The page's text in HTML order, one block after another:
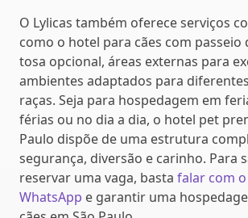
O Lylicas também oferece serviços
como o hotel para cães com passeio
tosa opcional, áreas externas para
ambientes adaptados para
raças. Seja para hospedagem em
férias ou no dia a dia, o hotel pet
Paulo dispõe de uma estrutura
segurança, diversão e carinho. Para
reservar uma vaga, basta falar com
WhatsApp e garantir uma